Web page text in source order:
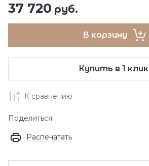
37 720 руб.
В корзину
Купить в 1 клик
К сравнению
Поделиться
Распечатать